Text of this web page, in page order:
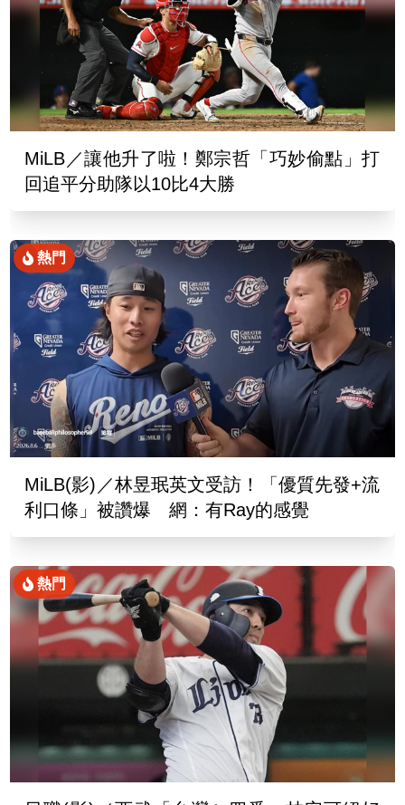
MiLB／讓他升了啦！鄭宗哲「巧妙偷點」打
回追平分助隊以10比4大勝
熱門
MiLB(影)／林昱珉英文受訪！「優質先發+流
利口條」被讚爆 網：有Ray的感覺
熱門